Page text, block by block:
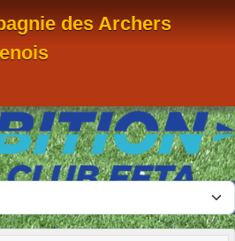
des Archers